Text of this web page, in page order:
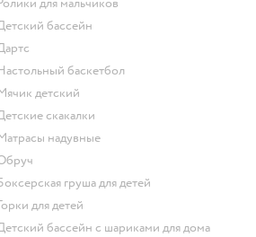
Ролики для мальчиков
Детский бассейн
Дартс
Настольный баскетбол
Мячик детский
Детские скакалки
Матрасы надувные
Обруч
Боксерская груша для детей
Горки для детей
Детский бассейн с шариками для дома